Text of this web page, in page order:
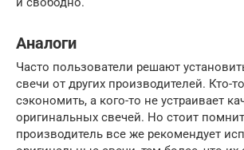
Аналоги
Часто пользователи решают
свечи от других производителей. Кто-
сэкономить, а кого-то не устраивает
оригинальных свечей. Но стоит
производитель все же рекомендует